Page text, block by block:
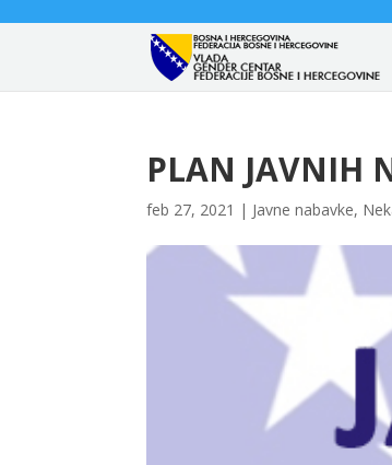
PLAN JAVNIH
feb 27, 2021 | Javne nabavke,